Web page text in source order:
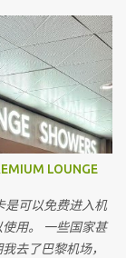
LOUNGE
是可以免费进入机
用。 一些国家甚
去了巴黎机场，